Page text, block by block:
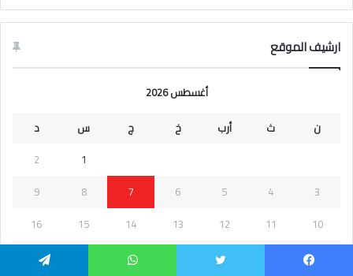
ارشيف الموقع
أغسطس 2026
ن
ث أرب خ ج س
د
1
2
3
4
5
6
7
8
9
10
11
12
13
14
15
16
17
19
21
23